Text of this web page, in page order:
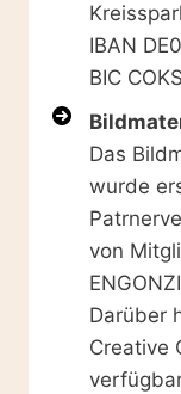
IBAN
BIC
Das
wurde
von
Darüber
Creative